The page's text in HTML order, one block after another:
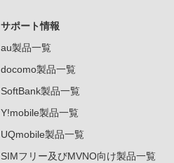
サポート情報
au製品一覧
docomo製品一覧
SoftBank製品一覧
Y!mobile製品一覧
UQmobile製品一覧
SIMフリー及びMVNO向け製品一覧